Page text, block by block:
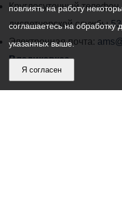
местного
самоуправления
города
Владикавказ:
Круглосуточный
диспетчерской службы
Электронная почта:
Владикавказ
повлиять на работу
соглашаетесь на
указанных выше.
Я согласен